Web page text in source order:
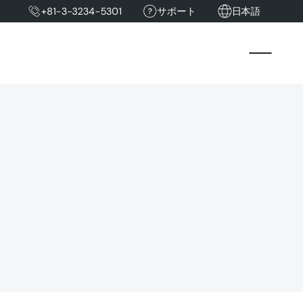
+81-3-3234-5301 サポート 日本語